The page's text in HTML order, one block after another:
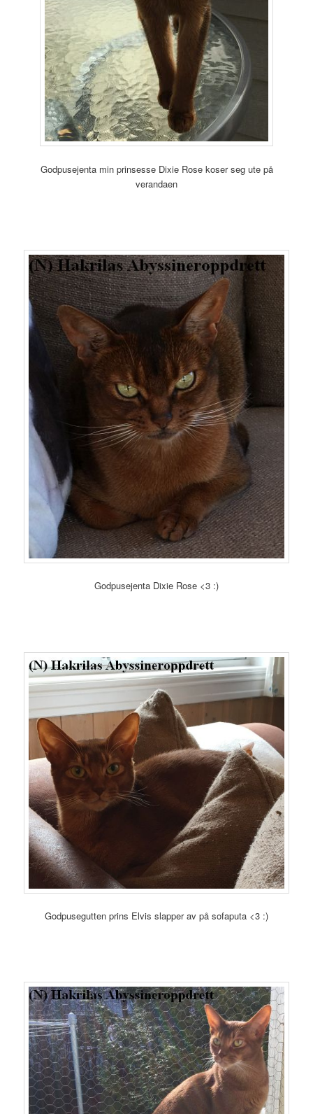
Godpusejenta min prinsesse Dixie Rose koser seg ute på
verandaen
Godpusejenta Dixie Rose <3 :)
Godpusegutten prins Elvis slapper av på sofaputa <3 :)